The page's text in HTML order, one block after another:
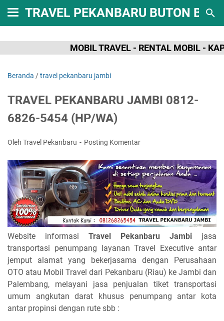
TRAVEL PEKANBARU BUTON
MOBIL TRAVEL - RENTAL MOBIL -
Beranda /travel pekanbaru jambi
TRAVEL PEKANBARU JAMBI 0812-
6826-5454 (HP/WA)
Oleh Travel Pekanbaru Posting Komentar
Website informasi Travel Pekanbaru Jambi jasa
transportasi penumpang layanan Travel Executive antar
jemput alamat yang bekerjasama dengan Perusahaan
OTO atau Mobil Travel dari Pekanbaru (Riau) ke Jambi dan
Palembang, melayani jasa penjualan tiket transportasi
umum angkutan darat khusus penumpang antar kota
antar propinsi dengan rute sbb :